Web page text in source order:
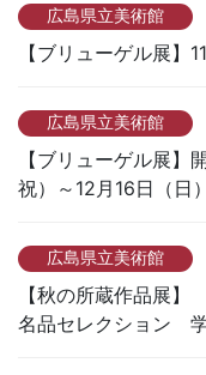
広島県立美術館
【ブリューゲル展】
広島県立美術館
【ブリューゲル展】
祝）～12月16日（日
広島県立美術館
【秋の所蔵作品展
名品セレクション